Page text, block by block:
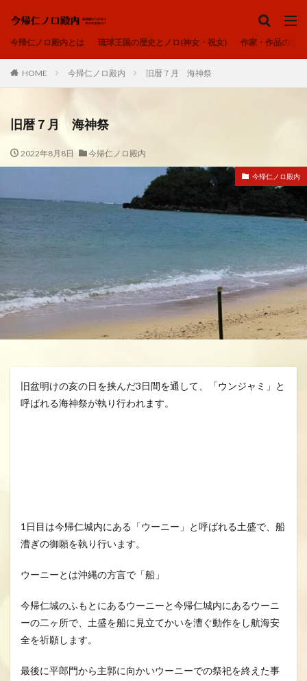
今帰仁ノロ殿内とは 琉球王国の歴史とノロ(神女・祝女) 作家・作品のご
HOME 今帰仁ノロ殿内 旧暦７月 海神祭
旧暦７月 海神祭
2022年8月8日 今帰仁ノロ殿内
今帰仁ノロ殿内
旧盆明けの亥の日を挟んだ3日間を通して、「ウンジャミ」と
呼ばれる海神祭が執り行われます。
1日目は今帰仁城内にある「ウーニー」と呼ばれる土盛で、船
漕ぎの御願を執り行います。
ウーニーとは沖縄の方言で「船」
今帰仁城のふもとにあるウーニーと今帰仁城内にあるウーニ
ーの二ヶ所で、土盛を船に見立てかいを漕ぐ動作をし航海安
全を祈願します。
最後に平郎門から主郭に向かいウーニーでの祭祀を終えた事
ノロ、ユタ、カミンチュ ヒヌカン
御嶽
カテゴリー
アオリヤエ
ウートートー
今帰仁ノロ殿内、幸せのお福わけ、再出発、fresh-START、
心、清浄
内在神、直感
感謝、祈りの作法、沖縄の祈り、礼儀を重んじる、拝所、御嶽
波動、揚げる、心の拠り所、立ち上がる
琉球の祈り、ノロ、神女、祝女、今帰仁城、尚巴志王、琉球処
生きる、幸せ、安らかに
空、雲、思いやり
龍さん、見える見えない、当たり前に備わる機能
龍の背、龍神様、夢、実現